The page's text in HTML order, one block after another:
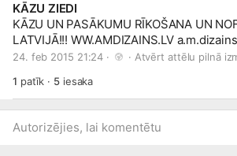
KĀZU ZIEDI
KĀZU UN PASĀKUMU RĪKOŠANA UN
LATVIJĀ!!! WW.AMDIZAINS.LV
24. feb 2015 21:24 · · Atvērt attēlu pilnā
1 patīk · 5iesaka
Autorizējies, lai komentētu